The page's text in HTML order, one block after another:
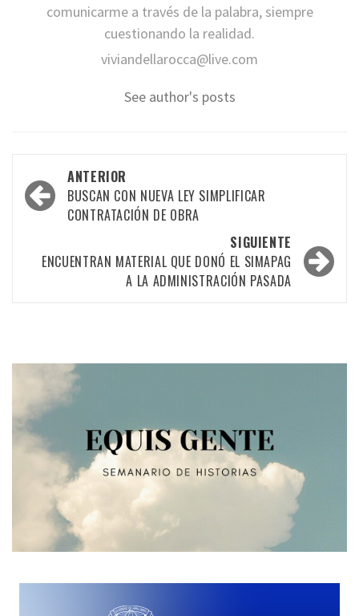
comunicarme a través de la palabra, siempre
cuestionando la realidad.
viviandellarocca@live.com
See author's posts
Navegación
por
entradas
ANTERIOR
BUSCAN CON NUEVA LEY SIMPLIFICAR
CONTRATACIÓN DE OBRA
SIGUIENTE
ENCUENTRAN MATERIAL QUE DONÓ EL SIMAPAG
A LA ADMINISTRACIÓN PASADA